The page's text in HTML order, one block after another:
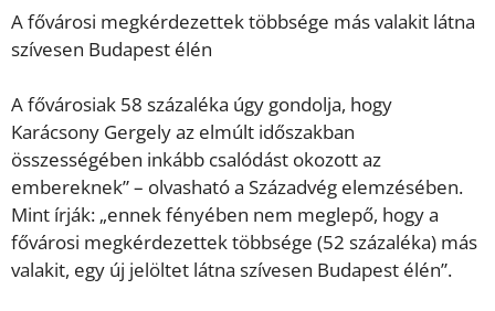
A fővárosi megkérdezettek többsége más valakit látna
szívesen Budapest élén
A fővárosiak 58 százaléka úgy gondolja, hogy
Karácsony Gergely az elmúlt időszakban
összességében inkább csalódást okozott az
embereknek” – olvasható a Századvég elemzésében.
Mint írják: „ennek fényében nem meglepő, hogy a
fővárosi megkérdezettek többsége (52 százaléka) más
valakit, egy új jelöltet látna szívesen Budapest élén”.